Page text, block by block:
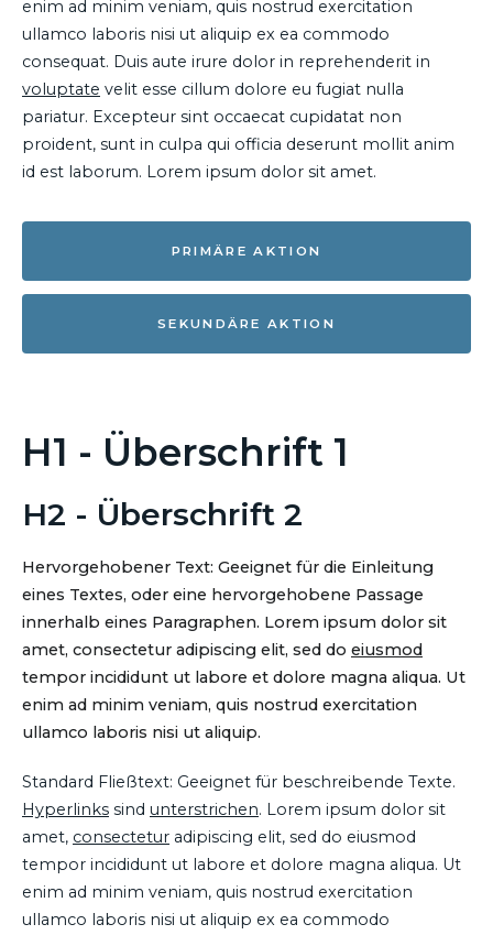
enim ad minim veniam, quis nostrud exercitation
ullamco laboris nisi ut aliquip ex ea commodo
consequat. Duis aute irure dolor in reprehenderit in
voluptate velit esse cillum dolore eu fugiat nulla
pariatur. Excepteur sint occaecat cupidatat non
proident, sunt in culpa qui officia deserunt mollit anim
id est laborum. Lorem ipsum dolor sit amet.
PRIMÄRE AKTION
SEKUNDÄRE AKTION
H1 - Überschrift 1
H2 - Überschrift 2
Hervorgehobener Text: Geeignet für die Einleitung
eines Textes, oder eine hervorgehobene Passage
innerhalb eines Paragraphen. Lorem ipsum dolor sit
amet, consectetur adipiscing elit, sed do eiusmod
tempor incididunt ut labore et dolore magna aliqua. Ut
enim ad minim veniam, quis nostrud exercitation
ullamco laboris nisi ut aliquip.
Standard Fließtext: Geeignet für beschreibende Texte.
Hyperlinks sind unterstrichen. Lorem ipsum dolor sit
amet, consectetur adipiscing elit, sed do eiusmod
tempor incididunt ut labore et dolore magna aliqua. Ut
enim ad minim veniam, quis nostrud exercitation
ullamco laboris nisi ut aliquip ex ea commodo